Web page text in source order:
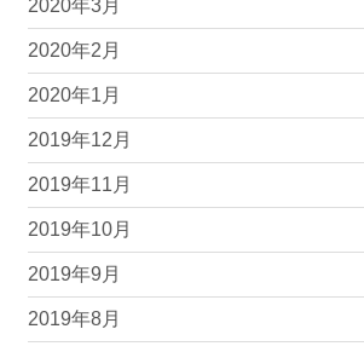
2020年3月
2020年2月
2020年1月
2019年12月
2019年11月
2019年10月
2019年9月
2019年8月